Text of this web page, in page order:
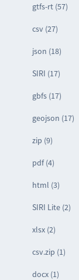
gtfs-rt (57)
csv (27)
json (18)
SIRI (17)
gbfs (17)
geojson (17)
zip (9)
pdf (4)
html (3)
SIRI Lite (2)
xlsx (2)
csv.zip (1)
docx (1)